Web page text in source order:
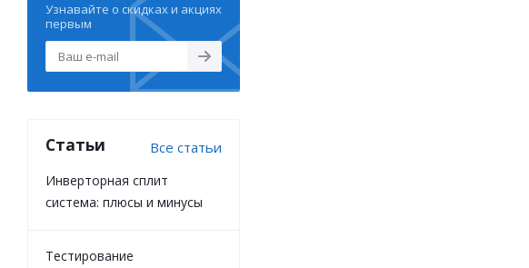
Узнавайте о скидках и акциях
первым
Статьи Все статьи
Инверторная сплит
система: плюсы и минусы
Тестирование